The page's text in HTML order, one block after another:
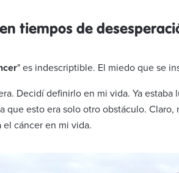
tiempos de
" es indescriptible. El miedo que se
Decidí definirlo en mi vida. Ya
que esto era solo otro obstáculo.
cáncer en mi vida.